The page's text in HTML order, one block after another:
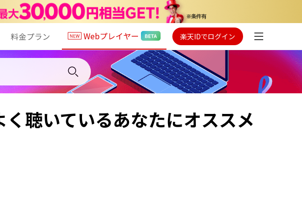
料金プラン Webプレイヤー 楽天IDでログイン
聴いているあなたにオススメ